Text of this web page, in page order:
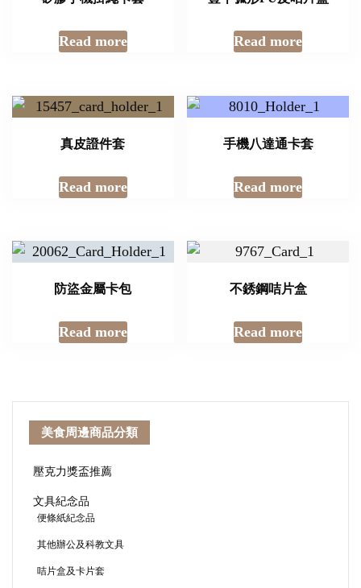
Read more Read more
真皮證件套
Read more
手機八達通卡套
Read more
防盜金屬卡包
Read more
不銹鋼咭片盒
Read more
美食周邊商品分類
壓克力獎盃推薦
文具紀念品
便條紙紀念品
其他辦公及科教文具
咭片盒及卡片套